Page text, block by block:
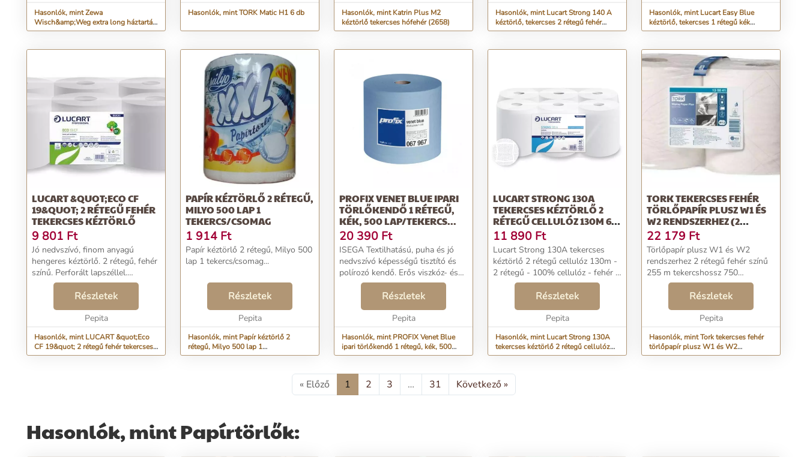
Hasonlók, mint Zewa
Wisch&amp;Weg extra long háztartási
papírtörlő, 2 rétegű 2db (42830)
Hasonlók, mint TORK Matic H1 6 db
Hasonlók, mint Katrin Plus M2
kéztörlő tekercses hófehér (2658)
Hasonlók, mint Lucart Strong 140 A
kéztörlő, tekercses 2 rétegű fehér
(861086)
Hasonlók, mint Lucart Easy Blue
kéztörlő, tekercses 1 rétegű kék
(861096)
LUCART &QUOT;ECO CF
19&QUOT; 2 RÉTEGŰ FEHÉR
TEKERCSES KÉZTÖRLŐ
9 801 Ft
Jó nedvszívó, finom anyagú
hengeres kéztörlő. 2 rétegű, fehér
színű. Perforált lapszéllel.
Lapméret: 19x23 cm Átmérő: 19
cm Lapszám: 435 lap / tekercs
Kiszerelés: 6 db/ csomag 100
m/tekercs „A korább...
Részletek
Pepita
Hasonlók, mint LUCART &quot;Eco
CF 19&quot; 2 rétegű fehér tekercses
Kéztörlő
PAPÍR KÉZTÖRLŐ 2 RÉTEGŰ,
MILYO 500 LAP 1
TEKERCS/CSOMAG
1 914 Ft
Papír kéztörlő 2 rétegű, Milyo 500
lap 1 tekercs/csomag...
Részletek
Pepita
Hasonlók, mint Papír kéztörlő 2
rétegű, Milyo 500 lap 1
tekercs/csomag
PROFIX VENET BLUE IPARI
TÖRLŐKENDŐ 1 RÉTEGŰ,
KÉK, 500 LAP/TEKERCS...
20 390 Ft
ISEGA Textilhatású, puha és jó
nedvszívó képességű tisztító és
polírozó kendő. Erős viszkóz- és
poliészterszál-keverékből áll.
Szilikonmentes és ellenálló az
oldószerekkel szemben. Többször
Részletek
Pepita
Hasonlók, mint PROFIX Venet Blue
ipari törlőkendő 1 rétegű, kék, 500
lap/tekercs...
LUCART STRONG 130A
TEKERCSES KÉZTÖRLŐ 2
RÉTEGŰ CELLULÓZ 130M 6
TE...
11 890 Ft
Lucart Strong 130A tekercses
kéztörlő 2 rétegű cellulóz 130m -
2 rétegű - 100% cellulóz - fehér -
20,4 cm x 130m - 180 mm átmérő
- 130 m - perforáció nélküli - 6
tekercs/zsugor...
Részletek
Pepita
Hasonlók, mint Lucart Strong 130A
tekercses kéztörlő 2 rétegű cellulóz
130m 6 te...
TORK TEKERCSES FEHÉR
TÖRLŐPAPÍR PLUSZ W1 ÉS
W2 RENDSZERHEZ (2
TEKERCS)
22 179 Ft
Törlőpapír plusz W1 és W2
rendszerhez 2 rétegű fehér színű
255 m tekercshossz 750
lap/tekercs 26 cm tekercsátmérő
Részletek
Pepita
Hasonlók, mint Tork tekercses fehér
törlőpapír plusz W1 és W2
rendszerhez (2 tekercs)
« Előző 1 2 3 … 31 Következő »
Hasonlók, mint Papírtörlők: